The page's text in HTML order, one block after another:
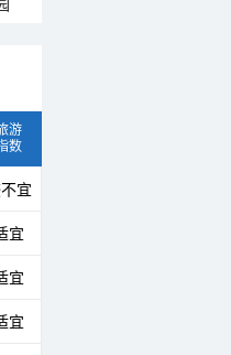
游
数
宜
宜
宜
宜